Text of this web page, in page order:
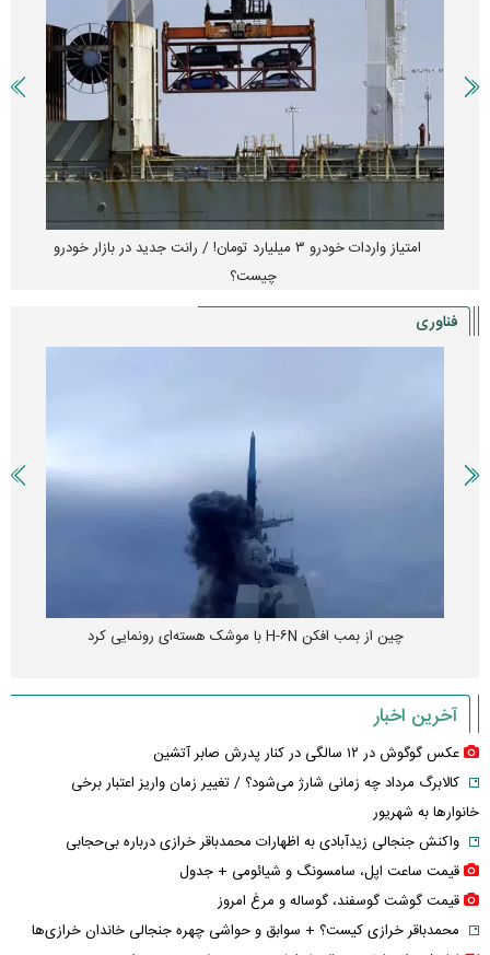
امتیاز واردات خودرو ۳ میلیارد تومان! / رانت جدید در بازار خودرو
چیست؟
فناوری
چین از بمب افکن H-۶N با موشک هسته‌ای رونمایی کرد
آخرین اخبار
عکس گوگوش در ۱۲ سالگی در کنار پدرش صابر آتشین
کالابرگ مرداد چه زمانی شارژ می‌شود؟ / تغییر زمان واریز اعتبار برخی
خانوارها به شهریور
واکنش جنجالی زیدآبادی به اظهارات محمدباقر خرازی درباره بی‌حجابی
قیمت ساعت اپل، سامسونگ و شیائومی + جدول
قیمت گوشت گوسفند، گوساله و مرغ امروز
محمدباقر خرازی کیست؟ + سوابق و حواشی چهره جنجالی خاندان خرازی‌ها